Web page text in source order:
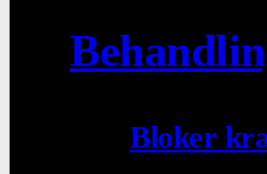
Bloker